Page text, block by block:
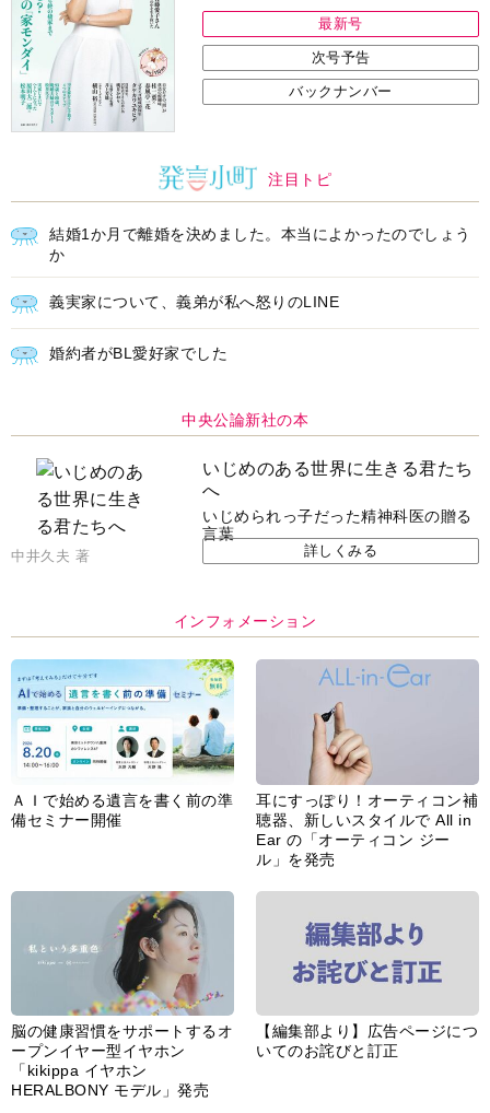
最新号
次号予告
バックナンバー
注目トピ
結婚1か月で離婚を決めました。本当によかったのでしょう
か
義実家について、義弟が私へ怒りのLINE
婚約者がBL愛好家でした
中央公論新社の本
いじめのある世界に生きる君たち
へ
いじめられっ子だった精神科医の贈る
言葉
中井久夫 著 詳しくみる
インフォメーション
ＡＩで始める遺言を書く前の準
備セミナー開催
耳にすっぽり！オーティコン補
聴器、新しいスタイルで All in
Ear の「オーティコン ジー
ル」を発売
脳の健康習慣をサポートするオ
ープンイヤー型イヤホン
「kikippa イヤホン
HERALBONY モデル」発売
【編集部より】広告ページにつ
いてのお詫びと訂正